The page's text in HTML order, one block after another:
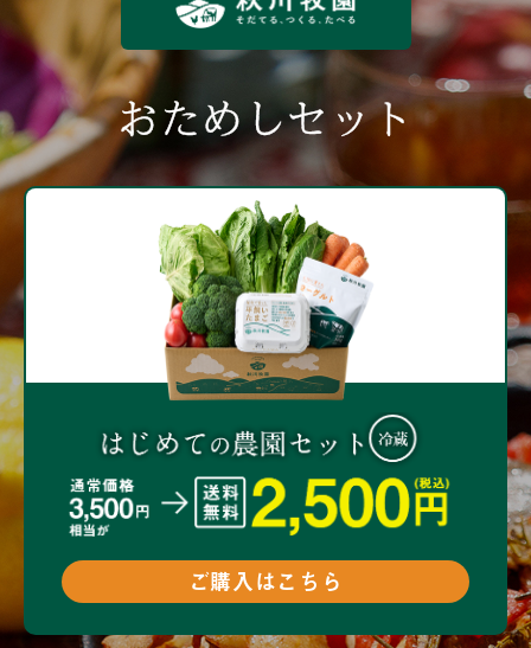
おためしセット
ご購入はこちら